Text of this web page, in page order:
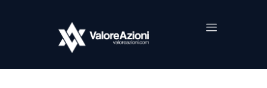
Home
Investimenti
Borsa